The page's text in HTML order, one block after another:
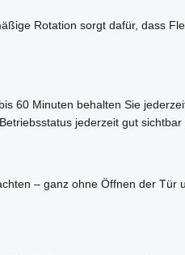
Rotation sorgt dafür, dass
60 Minuten behalten Sie
jederzeit gut sichtbar
– ganz ohne Öffnen der Tür